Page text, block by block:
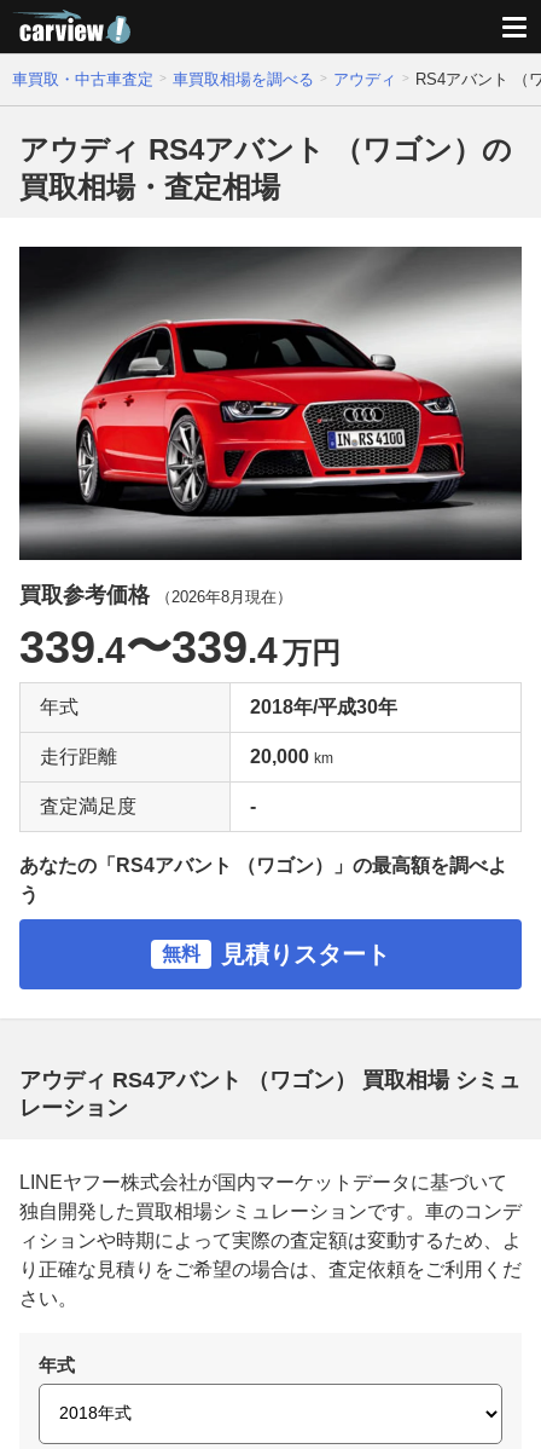
車買取・中古車査定 車買取相場を調べる アウディ RS4アバント （
アウディ RS4アバント （ワゴン）の
買取相場・査定相場
買取参考価格 （ 2026年8月 現在）
339.4〜339.4万円
年式 2018年/平成30年
走行距離 20,000 km
査定満足度 -
あなたの「RS4アバント （ワゴン）」の最高額を調べよ
う
無料 見積りスタート
アウディ RS4アバント （ワゴン） 買取相場 シミュ
レーション
LINEヤフー株式会社が国内マーケットデータに基づいて
独自開発した買取相場シミュレーションです。車のコンデ
ィションや時期によって実際の査定額は変動するため、よ
り正確な見積りをご希望の場合は、査定依頼をご利用くだ
さい。
年式